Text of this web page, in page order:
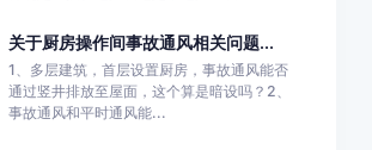
关于厨房操作间事故通风相关问题...
1、多层建筑，首层设置厨房，事故通风能否
通过竖井排放至屋面，这个算是暗设吗？2、
事故通风和平时通风能...